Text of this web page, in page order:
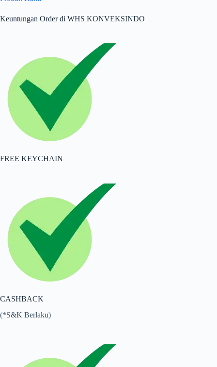
Keuntungan Order di WHS KONVEKSINDO
FREE KEYCHAIN
CASHBACK
(*S&K Berlaku)